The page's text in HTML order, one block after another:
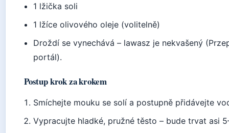
1 lžička soli
1 lžíce olivového oleje (volitelně)
Droždí se vynechává – lawasz je nekvašený
portál).
Postup krok za krokem
Smíchejte mouku se solí a postupně přidávejte
Vypracujte hladké, pružné těsto – bude trvat asi